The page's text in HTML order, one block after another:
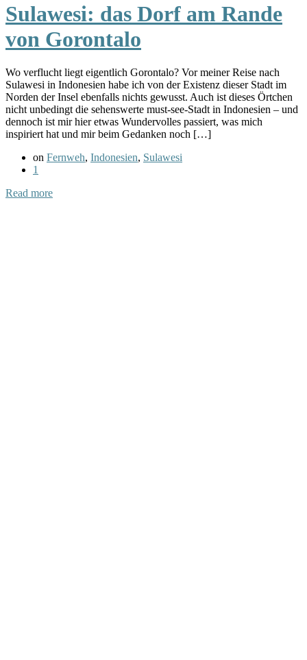
Sulawesi: das Dorf am Rande
von Gorontalo
Wo verflucht liegt eigentlich Gorontalo? Vor meiner Reise nach
Sulawesi in Indonesien habe ich von der Existenz dieser Stadt im
Norden der Insel ebenfalls nichts gewusst. Auch ist dieses Örtchen
nicht unbedingt die sehenswerte must-see-Stadt in Indonesien – und
dennoch ist mir hier etwas Wundervolles passiert, was mich
inspiriert hat und mir beim Gedanken noch […]
on Fernweh, Indonesien, Sulawesi
1
Read more